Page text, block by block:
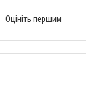
Оцініть першим